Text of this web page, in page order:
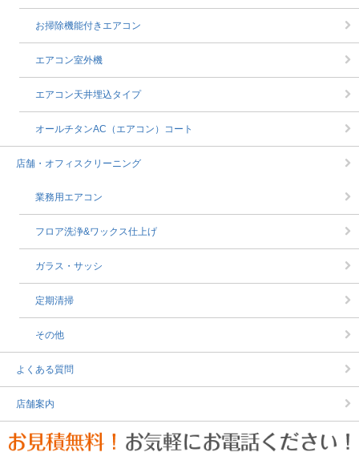
お掃除機能付きエアコン
エアコン室外機
エアコン天井埋込タイプ
オールチタンAC（エアコン）コート
店舗・オフィスクリーニング
業務用エアコン
フロア洗浄&ワックス仕上げ
ガラス・サッシ
定期清掃
その他
よくある質問
店舗案内